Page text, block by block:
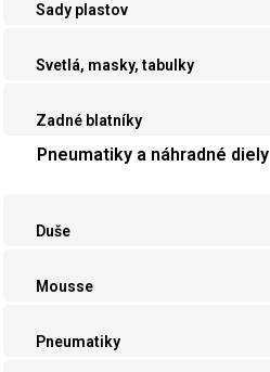
Sady plastov
Svetlá, masky, tabulky
Zadné blatníky
Pneumatiky a náhradné diely
Duše
Mousse
Pneumatiky